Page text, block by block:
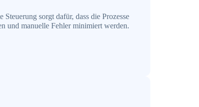
Steuerung sorgt dafür, dass die Prozesse
und manuelle Fehler minimiert werden.